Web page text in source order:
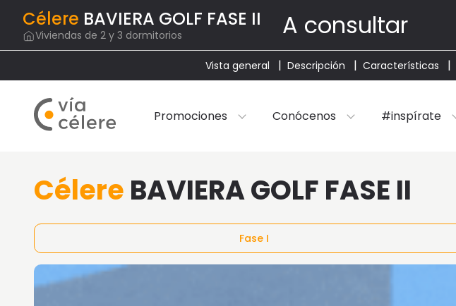
Célere BAVIERA GOLF FASE II
Viviendas de 2 y 3 dormitorios A consultar
Vista general Descripción Características
Promociones Conócenos #inspírate
Célere BAVIERA GOLF FASE II
Fase I